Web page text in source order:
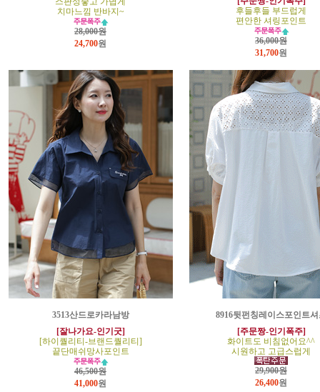
치마느낌 반바지~
28,000원
24,700원
후들후들 부드럽게
편안한 셔링포인트
36,000원
31,700원
3513산드로카라남방
[잘나가요-인기굿]
[하이퀄리티-브랜드퀄리티]
끝단매쉬망사포인트
46,500원
41,000원
8916뒷펀칭레이스포인트셔
[주문짱-인기폭주]
화이트도 비침없어요^^
시원하고 고급스럽게
29,900원
26,400원